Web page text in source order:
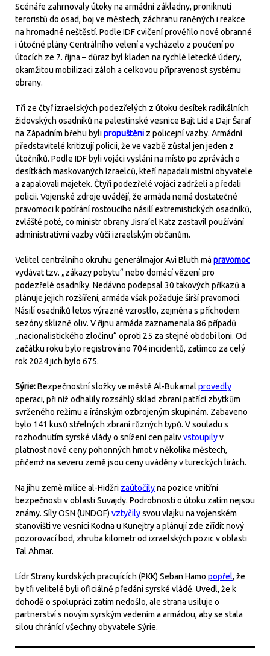
Scénáře zahrnovaly útoky na armádní základny, proniknutí
teroristů do osad, boj ve městech, záchranu raněných i reakce
na hromadné neštěstí. Podle IDF cvičení prověřilo nové obranné
i útočné plány Centrálního velení a vycházelo z poučení po
útocích ze 7. října – důraz byl kladen na rychlé letecké údery,
okamžitou mobilizaci záloh a celkovou připravenost systému
obrany.
Tři ze čtyř izraelských podezřelých z útoku desítek radikálních
židovských osadníků na palestinské vesnice Bajt Lid a Dajr Šaraf
na Západním břehu bylipropuštěni z policejní vazby. Armádní
představitelé kritizují policii, že ve vazbě zůstal jen jeden z
útočníků. Podle IDF byli vojáci vysláni na místo po zprávách o
desítkách maskovaných Izraelců, kteří napadali místní obyvatele
a zapalovali majetek. Čtyři podezřelé vojáci zadrželi a předali
policii. Vojenské zdroje uvádějí, že armáda nemá dostatečné
pravomoci k potírání rostoucího násilí extremistických osadníků,
zvláště poté, co ministr obrany Jisra’el Katz zastavil používání
administrativní vazby vůči izraelským občanům.
Velitel centrálního okruhu generálmajor Avi Bluth má pravomoc
vydávat tzv. „zákazy pobytu“ nebo domácí vězení pro
podezřelé osadníky. Nedávno podepsal 30 takových příkazů a
plánuje jejich rozšíření, armáda však požaduje širší pravomoci.
Násilí osadníků letos výrazně vzrostlo, zejména s příchodem
sezóny sklizně oliv. V říjnu armáda zaznamenala 86 případů
„nacionalistického zločinu“ oproti 25 za stejné období loni. Od
začátku roku bylo registrováno 704 incidentů, zatímco za celý
rok 2024 jich bylo 675.
Sýrie:Bezpečnostní složky ve městě Al-Bukamal provedly
operaci, při níž odhalily rozsáhlý sklad zbraní patřící zbytkům
svrženého režimu a íránským ozbrojeným skupinám. Zabaveno
bylo 141 kusů střelných zbraní různých typů. V souladu s
rozhodnutím syrské vlády o snížení cen palivvstoupilyv
platnost nové ceny pohonných hmot v několika městech,
přičemž na severu země jsou ceny uváděny v tureckých lirách.
Na jihu země milice al-Hidžri zaútočilyna pozice vnitřní
bezpečnosti v oblasti Suvajdy. Podrobnosti o útoku zatím nejsou
známy. Síly OSN (UNDOF) vztyčilysvou vlajku na vojenském
stanovišti ve vesnici Kodna u Kunejtry a plánují zde zřídit nový
pozorovací bod, zhruba kilometr od izraelských pozic v oblasti
Tal Ahmar.
Lídr Strany kurdských pracujících (PKK) Seban Hamo popřel, že
by tři velitelé byli oficiálně předáni syrské vládě. Uvedl, že k
dohodě o spolupráci zatím nedošlo, ale strana usiluje o
partnerství s novým syrským vedením a armádou, aby se stala
silou chránící všechny obyvatele Sýrie.